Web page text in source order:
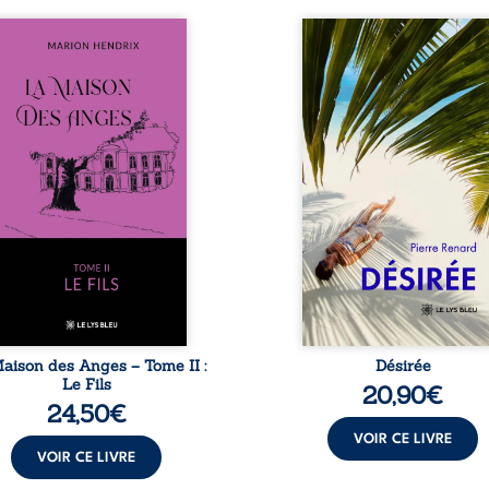
sommes en 1979, soit 15
Anatole-Eustache.
famille devra affronter
seulement un inconnu
rôde autour du domaine
dont Firmin, le fidèle
redoute les
le passé encombrant
Eustache, la
familiale, mais
la toute-puissance de
Mais comment
cet enfant avant
des Anges – Tome II :
Le Fils
24,50€
VOIR CE LIVRE
Au réveil, Pierre,
retraité, découvre qu’il
devenu une
femme métissée de
ans. À peine a-t-il
à apprivoiser ce
corps qu’Ange surgit dans
vie et fait vaciller toutes
certitudes. Entre
l’attirance est
brûlante jusqu’à ce
secret familial fasse
l’impensable : et s’ils
demi-frère
Désirée
20,90€
VOIR CE LIVRE